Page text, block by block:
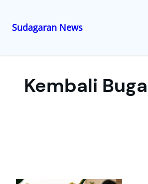
Sudagaran News
Kembali